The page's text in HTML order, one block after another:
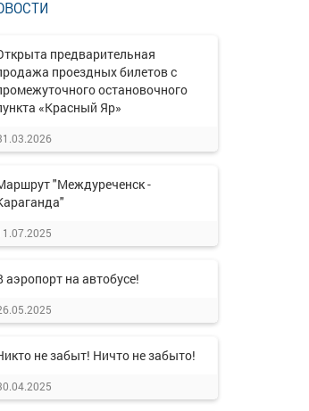
предварительная
проездных билетов с
остановочного
«Красный Яр»
"Междуреченск -
аэропорт на автобусе!
не забыт! Ничто не забыто!